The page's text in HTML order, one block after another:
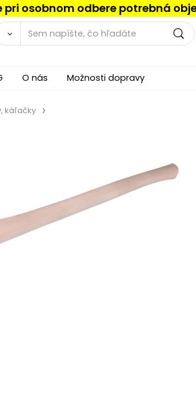
pri osobnom odbere potrebná
O nás Možnosti dopravy
káľačky